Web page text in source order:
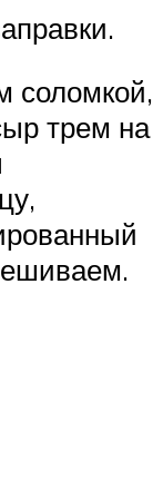
соломкой,
трем на